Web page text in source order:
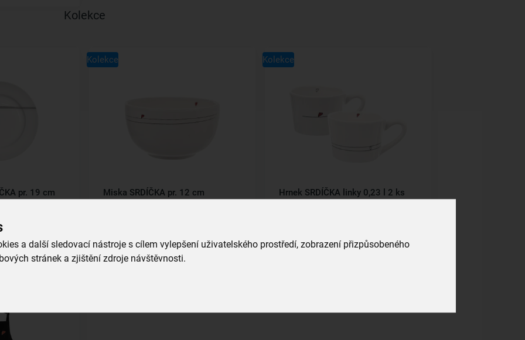
a další sledovací nástroje s cílem vylepšení uživatelského prostředí, zobrazení přizpůsobeného
stránek a zjištění zdroje návštěvnosti.
Kolekce
pr. 19 cm
Kolekce
Miska SRDÍČKA pr. 12 cm
Vložit do košíku
Kolekce
Hrnek SRDÍČKA linky 0,23 l 2 ks